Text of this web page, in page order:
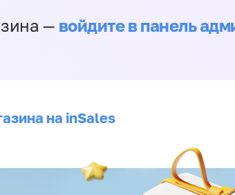
— войдите в панель
на inSales